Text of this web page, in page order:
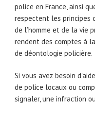
police en France, ainsi
respectent les principes
de l’homme et de la vie
rendent des comptes à
de déontologie policière.
Si vous avez besoin
de police locaux ou
signaler, une infraction